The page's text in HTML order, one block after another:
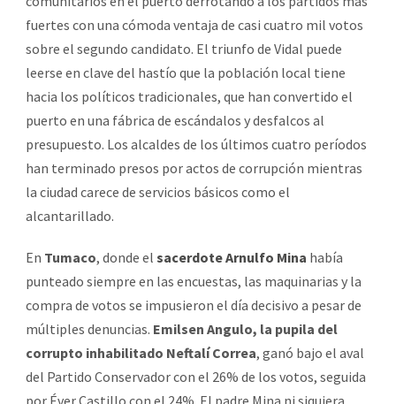
fuertes con una cómoda ventaja de casi cuatro mil votos
sobre el segundo candidato. El triunfo de Vidal puede
leerse en clave del hastío que la población local tiene
hacia los políticos tradicionales, que han convertido el
puerto en una fábrica de escándalos y desfalcos al
presupuesto. Los alcaldes de los últimos cuatro períodos
han terminado presos por actos de corrupción mientras
la ciudad carece de servicios básicos como el
alcantarillado.
En Tumaco, donde el sacerdote Arnulfo Mina había
punteado siempre en las encuestas, las maquinarias y la
compra de votos se impusieron el día decisivo a pesar de
múltiples denuncias. Emilsen Angulo, la pupila del
corrupto inhabilitado Neftalí Correa, ganó bajo el aval
del Partido Conservador con el 26% de los votos, seguida
por Éver Castillo con el 24%. El padre Mina ni siquiera